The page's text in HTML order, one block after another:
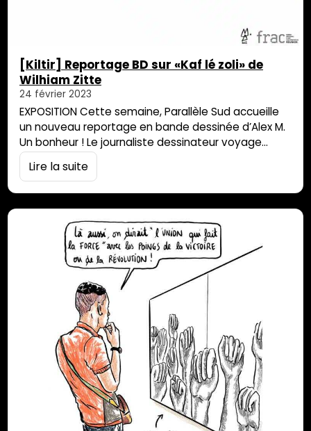
[Kiltir] Reportage BD sur «Kaf lé zoli» de
Wilhiam Zitte
24 février 2023
EXPOSITION Cette semaine, Parallèle Sud accueille
un nouveau reportage en bande dessinée d’Alex M.
Un bonheur ! Le journaliste dessinateur voyage
entre les toiles du regretté Wilhiam Zitte. L’expo
« Kaf lé zoli » est ouverte au public jusqu’au 31 mars
bourbonnaise puis réunionnaise.…
Lire la suite